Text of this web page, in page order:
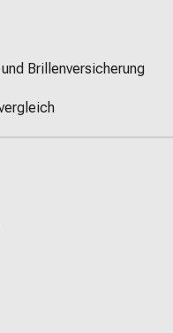
Brillenversicherung